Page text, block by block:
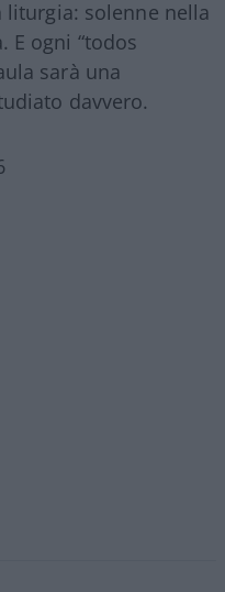
liturgia: solenne nella
E ogni “todos
sarà una
davvero.